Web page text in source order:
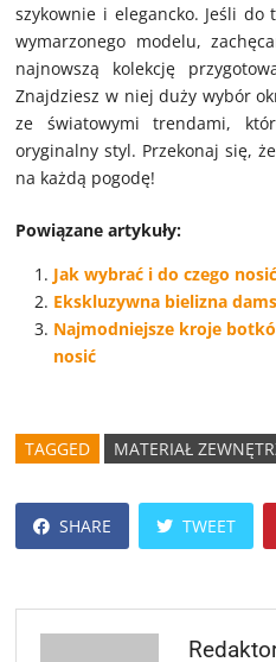
szykownie i elegancko. Jeśli do
wymarzonego modelu,
najnowszą kolekcję
Znajdziesz w niej duży wybór
ze światowymi trendami,
oryginalny styl. Przekonaj się,
na każdą pogodę!
Powiązane artykuły:
Jak wybrać i do czego
Ekskluzywna bielizna
Najmodniejsze kroje
nosić
TAGGED MATERIAŁ
SHARE TWEET